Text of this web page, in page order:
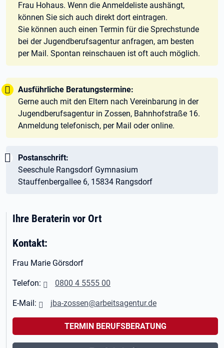
Frau Hohaus. Wenn die Anmeldeliste aushängt,
können Sie sich auch direkt dort eintragen.
Sie können auch einen Termin für die Sprechstunde
bei der Jugendberufsagentur anfragen, am besten
per Mail. Spontan reinschauen ist oft auch möglich.
Tipp:
Ausführliche Beratungstermine:
Gerne auch mit den Eltern nach Vereinbarung in der
Jugendberufsagentur in Zossen, Bahnhofstraße 16.
Anmeldung telefonisch, per Mail oder online.
Wichtig:
Postanschrift:
Seeschule Rangsdorf Gymnasium
Stauffenbergallee 6, 15834 Rangsdorf
Ihre Beraterin vor Ort
Kontakt:
Frau Marie Görsdorf
Telefon: 0800 4 5555 00
E-Mail: jba-zossen@arbeitsagentur.de
TERMIN BERUFSBERATUNG